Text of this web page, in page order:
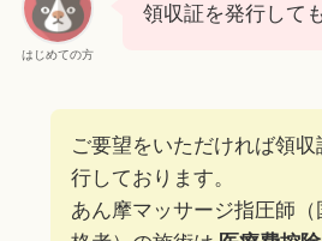
はじめての方
領収証を発行して
ご要望をいただければ領収
行しております。
あん摩マッサージ指圧師（